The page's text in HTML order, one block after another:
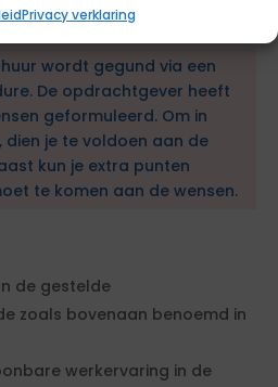
Privacy verklaring
wordt gegund via een
De opdrachtgever heeft
geformuleerd. Om in
dien je te voldoen aan de
kun je extra punten
te komen aan de wensen.
de gestelde
zoals bovenaan benoemd in
werkervaring in de